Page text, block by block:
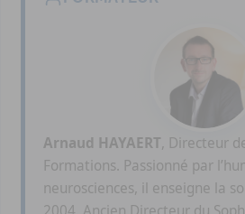
Arnaud HAYAERT, Directeur
Formations. Passionné par
neurosciences, il enseigne la